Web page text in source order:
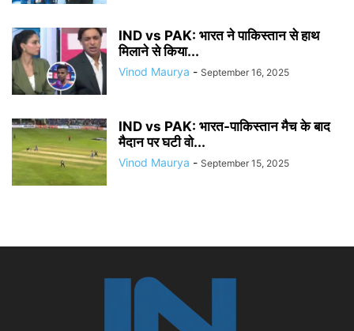
IND vs PAK: भारत ने पाकिस्तान से हाथ
मिलाने से किया...
Vinod Maurya - September 16, 2025
IND vs PAK: भारत-पाकिस्तान मैच के बाद
मैदान पर घटी वो...
Vinod Maurya - September 15, 2025